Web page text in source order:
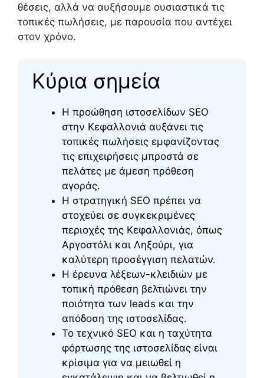
θέσεις, αλλά να αυξήσουμε ουσιαστικά τις
τοπικές πωλήσεις, με παρουσία που αντέχει
στον χρόνο.
Κύρια σημεία
Η προώθηση ιστοσελίδων SEO
στην Κεφαλλονιά αυξάνει τις
τοπικές πωλήσεις εμφανίζοντας
τις επιχειρήσεις μπροστά σε
πελάτες με άμεση πρόθεση
αγοράς.
Η στρατηγική SEO πρέπει να
στοχεύει σε συγκεκριμένες
περιοχές της Κεφαλλονιάς, όπως
Αργοστόλι και Ληξούρι, για
καλύτερη προσέγγιση πελατών.
Η έρευνα λέξεων-κλειδιών με
τοπική πρόθεση βελτιώνει την
ποιότητα των leads και την
απόδοση της ιστοσελίδας.
Το τεχνικό SEO και η ταχύτητα
φόρτωσης της ιστοσελίδας είναι
κρίσιμα για να μειωθεί η